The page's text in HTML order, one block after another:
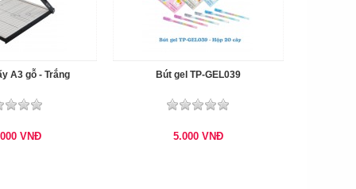
A3 gỗ - Trắng
VNĐ
Bút gel TP-GEL039
5.000 VNĐ